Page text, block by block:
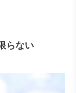
らない